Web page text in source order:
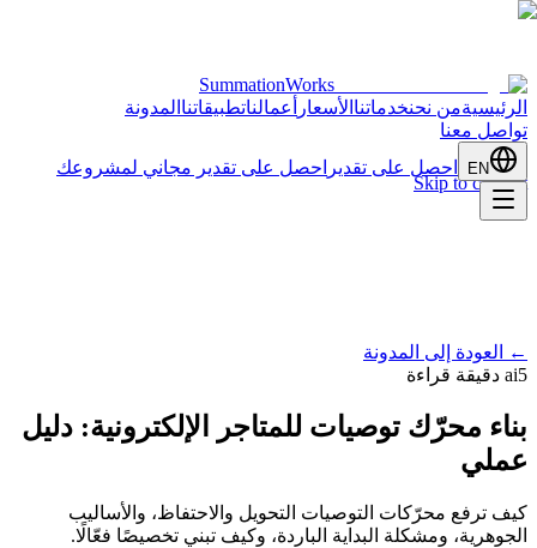
Skip to content
SummationWorks
الرئيسيةمن نحنخدماتنا الأسعار أعمالناتطبيقاتنا المدونة
تواصل معنا
EN احصل على تقدير احصل على تقدير مجاني لمشروعك
←
العودة إلى المدونة
ai5 دقيقة قراءة
بناء محرّك توصيات للمتاجر الإلكترونية: دليل
عملي
كيف ترفع محرّكات التوصيات التحويل والاحتفاظ، والأساليب
الجوهرية، ومشكلة البداية الباردة، وكيف تبني تخصيصًا فعّالًا.